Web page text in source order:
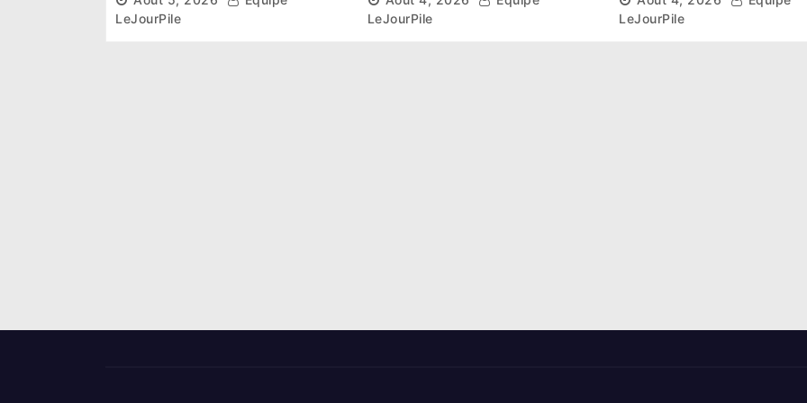
ambitieux pour les
Éléphants
LeJourPile
désastre national »
LeJourPile
Ferkessédougou
LeJourPile